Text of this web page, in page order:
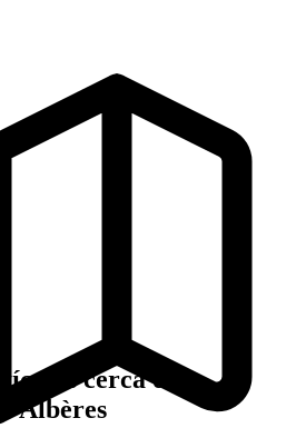
cerca de
Albères